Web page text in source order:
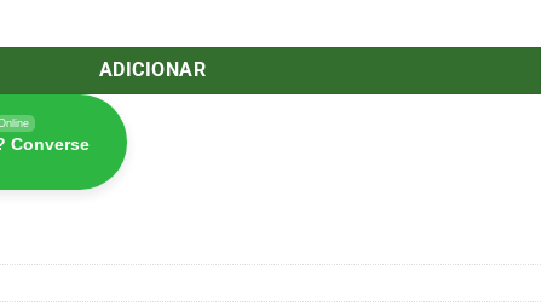
Vermelho
ADICIONAR
Converse